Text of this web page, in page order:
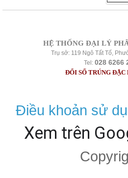
HỆ THỐNG ĐẠI LÝ
Trụ sở: 119 Ngô Tất Tố,
Tel: 028 6266
ĐỔI SỐ TRÚNG ĐẶC
Điều khoản sử
Xem trên